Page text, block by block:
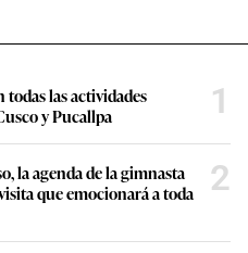
todas las actividades
y Pucallpa
1
la agenda de la gimnasta
que emocionará a toda
2